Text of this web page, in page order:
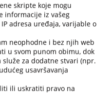
get
the
keyboard
shortcuts
for
changing
dates.
za
suce i stručne suradnike
VSTV BiH
wеb stranica
institucija u okviru
portala
skripte koje mogu
informacije iz vašeg
adresa uređaja, varijable o
neophodne i bez njih web
u svom punom obimu, dok
za dodatne stvari (npr.
usavršavanja
ili uskratiti pravo na